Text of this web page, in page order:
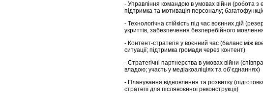
- Управління командою в умовах війни (робота з
підтримка та мотивація персоналу;
- Технологічна стійкість під час воєнних дій
укриттів, забезпечення безперебійного
- Контент-стратегія у воєнний час (баланс між
ситуації; підтримка громади через контент)
- Стратегічні партнерства в умовах війни
владою; участь у медіакоаліціях та об’єднаннях)
- Планування відновлення та розвитку
стратегії для післявоєнної реконструкції)